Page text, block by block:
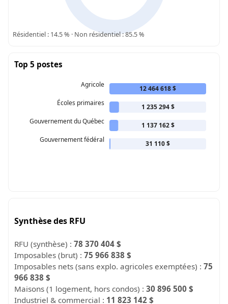
Résidentiel : 14.5 % · Non résidentiel : 85.5 %
Top 5 postes
Agricole
12 464 618 $
Écoles primaires
1 235 294 $
Gouvernement du Québec
1 137 162 $
Gouvernement fédéral
31 110 $
Synthèse des RFU
RFU (synthèse) :78 370 404 $
Imposables (brut) :75 966 838 $
Imposables nets (sans explo. agricoles exemptées) :75
966 838 $
Maisons (1 logement, hors condos) :30 896 500 $
Industriel & commercial : 11 823 142 $